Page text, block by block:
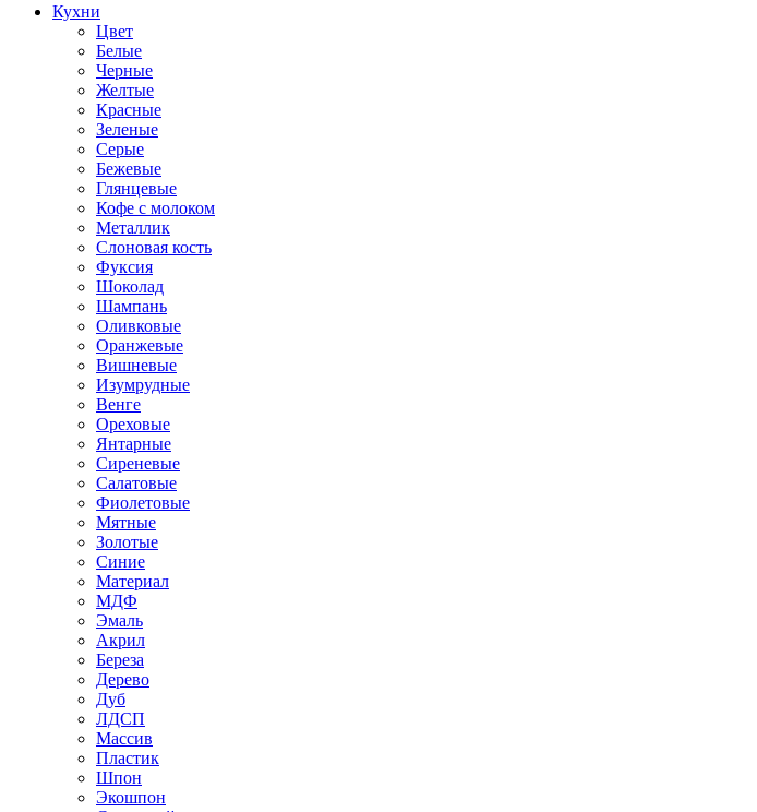
Кухни
Цвет
Белые
Черные
Желтые
Красные
Зеленые
Серые
Бежевые
Глянцевые
Кофе с молоком
Металлик
Слоновая кость
Фуксия
Шоколад
Шампань
Оливковые
Оранжевые
Вишневые
Изумрудные
Венге
Ореховые
Янтарные
Сиреневые
Салатовые
Фиолетовые
Мятные
Золотые
Синие
Материал
МДФ
Эмаль
Акрил
Береза
Дерево
Дуб
ЛДСП
Массив
Пластик
Шпон
Экошпон